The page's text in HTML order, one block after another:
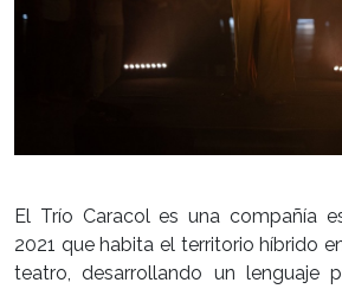
El Trío Caracol es una compañía
2021 que habita el territorio híbrido
teatro, desarrollando un lenguaje